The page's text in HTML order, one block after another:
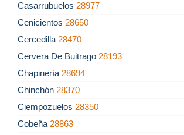
Casarrubuelos 28977
Cenicientos 28650
Cercedilla 28470
Cervera De Buitrago 28193
Chapinería 28694
Chinchón 28370
Ciempozuelos 28350
Cobeña 28863